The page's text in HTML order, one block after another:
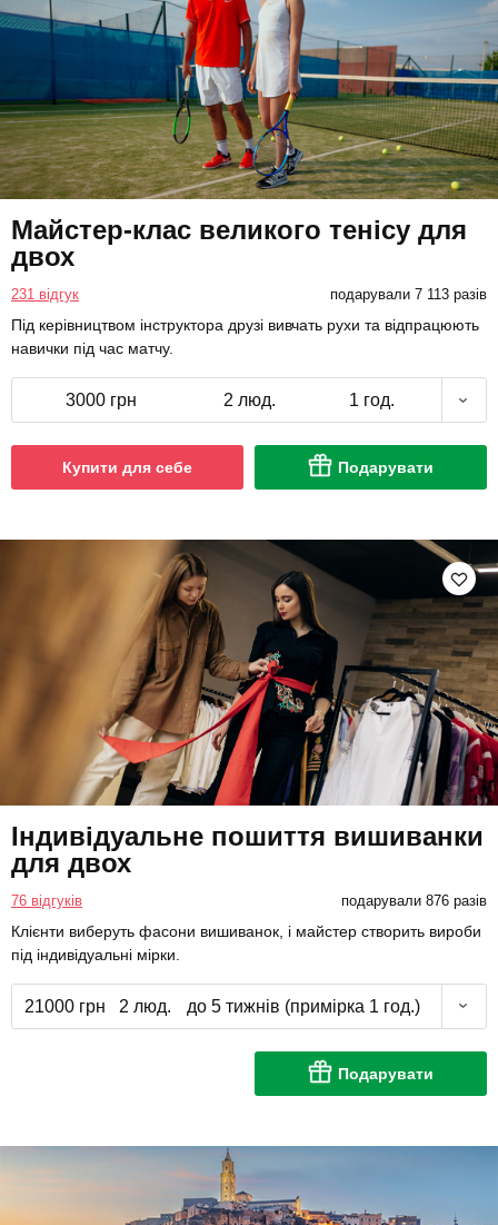
Майстер-клас великого тенісу для
двох
231 відгук подарували 7 113 разів
Під керівництвом інструктора друзі вивчать рухи та відпрацюють
навички під час матчу.
3000 грн 2 люд. 1 год.
Купити для себе Подарувати
Індивідуальне пошиття вишиванки
для двох
76 відгуків подарували 876 разів
Клієнти виберуть фасони вишиванок, і майстер створить вироби
під індивідуальні мірки.
21000 грн 2 люд. до 5 тижнів (примірка 1 год.)
Подарувати